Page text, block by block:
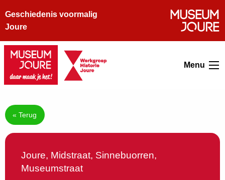
Geschiedenis voormalig
Joure
Menu
« Terug
Joure, Midstraat, Sinnebuorren,
Museumstraat